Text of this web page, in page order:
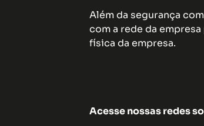
Além da segurança
com a rede da
física da empresa.
Acesse nossas redes